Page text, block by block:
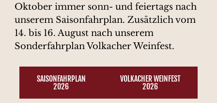
Oktober immer sonn- und feiertags nach
unserem Saisonfahrplan. Zusätzlich vom
14. bis 16. August nach unserem
Sonderfahrplan Volkacher Weinfest.
SAISONFAHRPLAN
2026
VOLKACHER WEINFEST
2026